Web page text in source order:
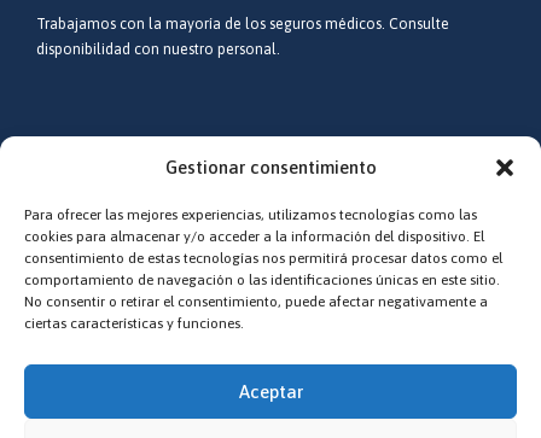
Gestionar consentimiento
Para ofrecer las mejores experiencias, utilizamos tecnologías como las
cookies para almacenar y/o acceder a la información del dispositivo. El
consentimiento de estas tecnologías nos permitirá procesar datos como el
comportamiento de navegación o las identificaciones únicas en este sitio.
No consentir o retirar el consentimiento, puede afectar negativamente a
ciertas características y funciones.
Aceptar
Trabajamos con la mayoría de los seguros médicos. Consulte
disponibilidad con nuestro personal.
Redes sociales
Estamos epecialmente activos en Facebook e Instagram